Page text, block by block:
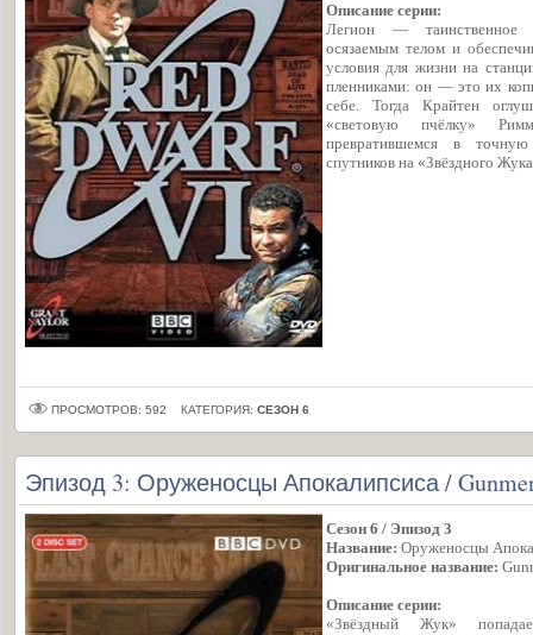
Описание серии:
Легион — таинственное
осязаемым телом и
условия для жизни на
пленниками: он — это их
себе. Тогда Крайтен
«световую пчёлку»
превратившемся в
спутников на «Звёздного
ПРОСМОТРОВ: 592 КАТЕГОРИЯ: СЕЗОН 6
Эпизод 3: Оруженосцы Апокалипсиса /
Сезон 6 / Эпизод 3
Название: Оруженосцы
Оригинальное название:
Описание серии:
«Звёздный Жук»